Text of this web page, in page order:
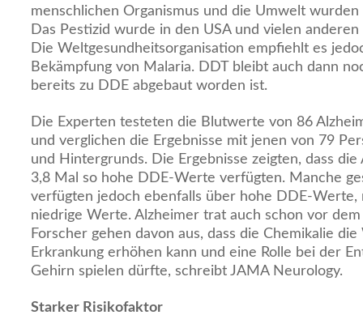
menschlichen Organismus und die Umwelt
Das Pestizid wurde in den USA und vielen
Die Weltgesundheitsorganisation empfiehlt es
Bekämpfung von Malaria. DDT bleibt auch dann
bereits zu DDE abgebaut worden ist.
Die Experten testeten die Blutwerte von 86
und verglichen die Ergebnisse mit jenen von 79
und Hintergrunds. Die Ergebnisse zeigten, dass
3,8 Mal so hohe DDE-Werte verfügten. Manche
verfügten jedoch ebenfalls über hohe DDE-Werte,
niedrige Werte. Alzheimer trat auch schon vor
Forscher gehen davon aus, dass die Chemikalie
Erkrankung erhöhen kann und eine Rolle bei der
Gehirn spielen dürfte, schreibt JAMA Neurology.
Starker Risikofaktor